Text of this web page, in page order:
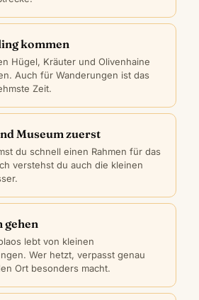
kommen
Hügel, Kräuter und Olivenhaine
Auch für Wanderungen ist das
Zeit.
Museum zuerst
du schnell einen Rahmen für das
verstehst du auch die kleinen
gehen
lebt von kleinen
Wer hetzt, verpasst genau
Ort besonders macht.